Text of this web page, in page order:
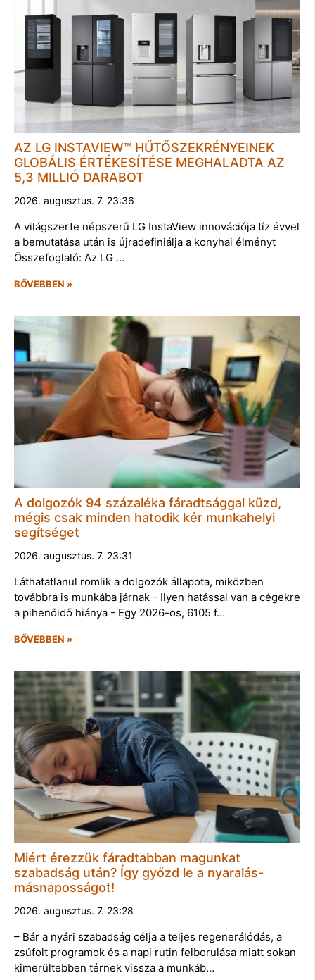
AZ LG INSTAVIEW™ HŰTŐSZEKRÉNYEINEK
GLOBÁLIS ÉRTÉKESÍTÉSE MEGHALADTA AZ
5,3 MILLIÓ DARABOT
2026. augusztus. 7. 23:36
A világszerte népszerű LG InstaView innovációja tíz évvel
a bemutatása után is újradefiniálja a konyhai élményt
Összefoglaló: Az LG …
BŐVEBBEN »
A dolgozók 94 százaléka fáradtsággal küzd,
mégis csak minden hatodik kér munkahelyi
segítséget
2026. augusztus. 7. 23:31
Láthatatlanul romlik a dolgozók állapota, miközben
továbbra is munkába járnak - Ilyen hatással van a cégekre
a pihenőidő hiánya - Egy 2026-os, 6105 f…
BŐVEBBEN »
Miért érezzük fáradtabban magunkat
szabadság után? Így győzd le a nyaralás-
másnaposságot!
2026. augusztus. 7. 23:28
– Bár a nyári szabadság célja a teljes regenerálódás, a
zsúfolt programok és a napi rutin felborulása miatt sokan
kimerültebben térnek vissza a munkáb…